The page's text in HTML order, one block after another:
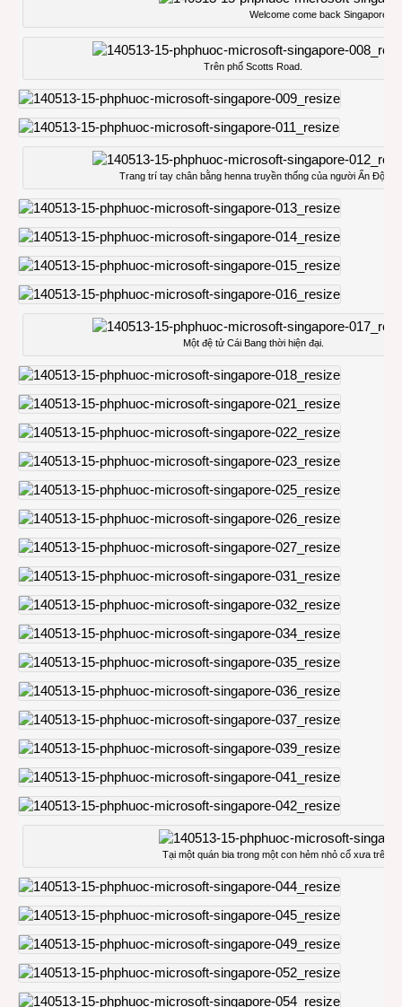
Welcome come back Singapore.
Trên phố Scotts Road.
Trang trí tay chân bằng henna truyền thống của người Ấn Độ.
Một đệ tử Cái Bang thời hiện đại.
Tại một quán bia trong một con hẻm nhỏ cổ xưa trên